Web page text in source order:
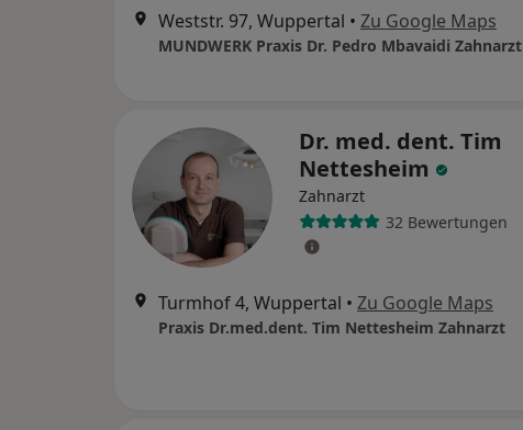
Weststr. 97, Wuppertal • Zu Google Maps
MUNDWERK Praxis Dr. Pedro Mbavaidi Zahnarzt
Dr. med. dent. Tim
Nettesheim
Zahnarzt
32 Bewertungen
Turmhof 4, Wuppertal • Zu Google Maps
Praxis Dr.med.dent. Tim Nettesheim Zahnarzt